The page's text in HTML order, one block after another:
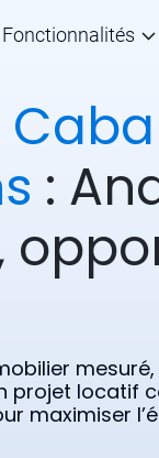
Fonctionnalités
:
projet locatif
maximiser